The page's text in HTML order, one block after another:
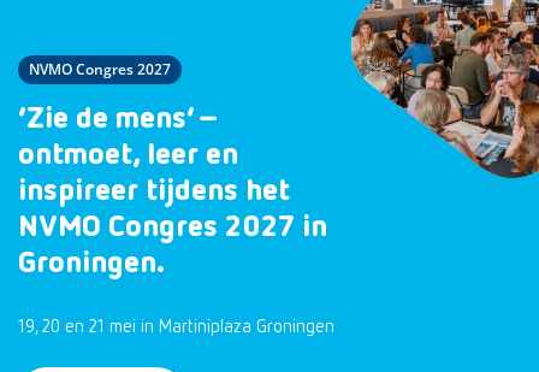
NVMO Congres 2027
‘Zie de mens’ –
ontmoet, leer en
inspireer tijdens het
NVMO Congres 2027 in
Groningen.
19, 20 en 21 mei in Martiniplaza Groningen